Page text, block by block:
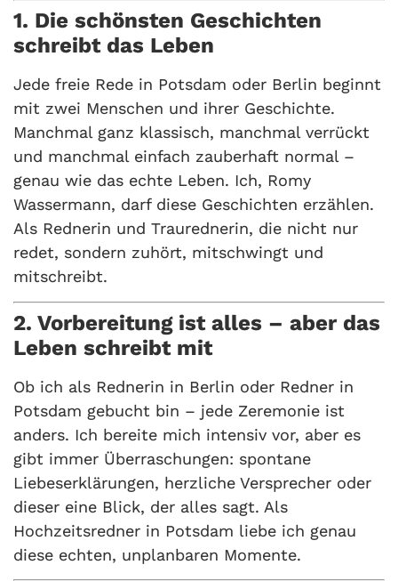
1. Die schönsten Geschichten
schreibt das Leben
Jede freie Rede in Potsdam oder Berlin beginnt
mit zwei Menschen und ihrer Geschichte.
Manchmal ganz klassisch, manchmal verrückt
und manchmal einfach zauberhaft normal –
genau wie das echte Leben. Ich, Romy
Wassermann, darf diese Geschichten erzählen.
Als Rednerin und Traurednerin, die nicht nur
redet, sondern zuhört, mitschwingt und
mitschreibt.
2. Vorbereitung ist alles – aber das
Leben schreibt mit
Ob ich als Rednerin in Berlin oder Redner in
Potsdam gebucht bin – jede Zeremonie ist
anders. Ich bereite mich intensiv vor, aber es
gibt immer Überraschungen: spontane
Liebeserklärungen, herzliche Versprecher oder
dieser eine Blick, der alles sagt. Als
Hochzeitsredner in Potsdam liebe ich genau
diese echten, unplanbaren Momente.